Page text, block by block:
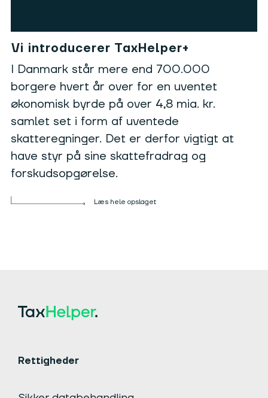
Vi introducerer TaxHelper+
I Danmark står mere end 700.000
borgere hvert år over for en uventet
økonomisk byrde på over 4,8 mia. kr.
samlet set i form af uventede
skatteregninger. Det er derfor vigtigt at
have styr på sine skattefradrag og
forskudsopgørelse.
Læs hele opslaget
Rettigheder